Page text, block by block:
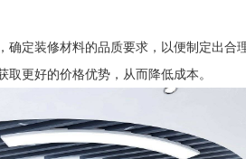
定装修材料的品质要求，以便制定出
更好的价格优势，从而降低成本。